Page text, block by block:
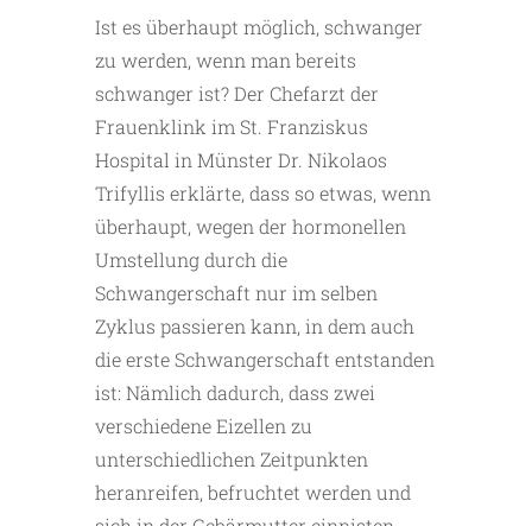
Ist es überhaupt möglich, schwanger
zu werden, wenn man bereits
schwanger ist? Der Chefarzt der
Frauenklink im St. Franziskus
Hospital in Münster Dr. Nikolaos
Trifyllis erklärte, dass so etwas, wenn
überhaupt, wegen der hormonellen
Umstellung durch die
Schwangerschaft nur im selben
Zyklus passieren kann, in dem auch
die erste Schwangerschaft entstanden
ist: Nämlich dadurch, dass zwei
verschiedene Eizellen zu
unterschiedlichen Zeitpunkten
heranreifen, befruchtet werden und